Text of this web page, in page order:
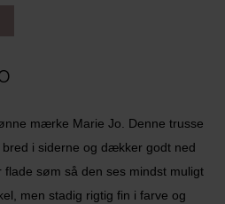
mærke Marie Jo. Denne trusse
i siderne og dækker godt ned
søm så den ses mindst muligt
men stadig rigtig fin i farve og